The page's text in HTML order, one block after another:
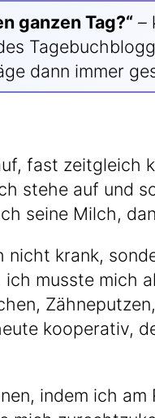
gan­zen Tag?“ –
dann immer
fast zeit­gleich
ste­he auf und
sei­ne Milch,
nicht krank,
muss­te mich
koope­ra­tiv,
indem ich